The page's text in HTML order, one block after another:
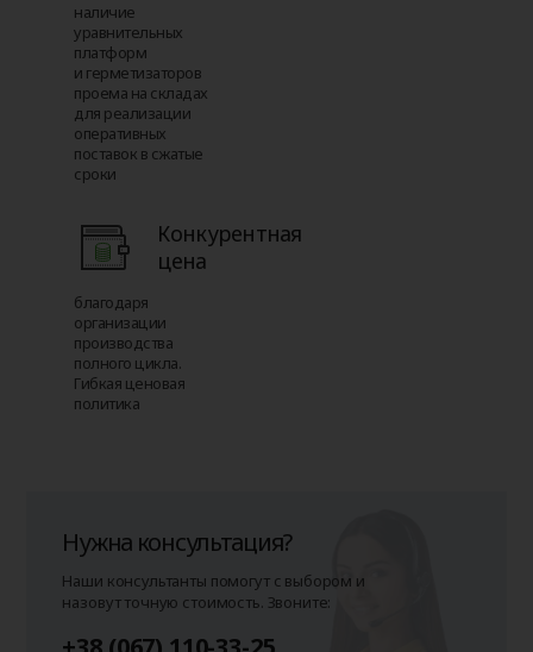
наличие
уравнительных
платформ
и герметизаторов
проема на складах
для реализации
оперативных
поставок в сжатые
сроки
Конкурентная
цена
благодаря
организации
производства
полного цикла.
Гибкая ценовая
политика
Нужна консультация?
Наши консультанты помогут с выбором и
назовут точную стоимость. Звоните: